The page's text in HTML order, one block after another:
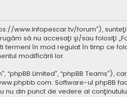
www.infopescar.tv/forum”),
să nu accesaţi şi/sau folosiţi
în mod regulat în timp ce
modificării lor.
“phpBB Limited”, “phpBB
. Software-ul phpBB
din punct de vedere al